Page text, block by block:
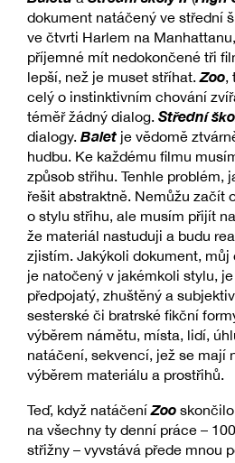
dokument natáčený ve střední
ve čtvrti Harlem na Manhattanu,
příjemné mít nedokončené tři
lepší, než je muset stříhat.Zoo,
celý o instinktivním chování
téměř žádný dialog. Střední
dialogy. Balet je vědomě
hudbu. Ke každému filmu
způsob střihu. Tenhle problém,
řešit abstraktně. Nemůžu začít
o stylu střihu, ale musím přijít
že materiál nastuduji a budu
zjistím. Jakýkoli dokument,
je natočený v jakémkoli stylu,
předpojatý, zhuštěný a
sesterské či bratrské fikční
výběrem námětu, místa, lidí,
natáčení, sekvencí, jež se mají
výběrem materiálu a prostřihů.
Teď, když natáčení Zoo
na všechny ty denní práce –
střižny – vyvstává přede mnou